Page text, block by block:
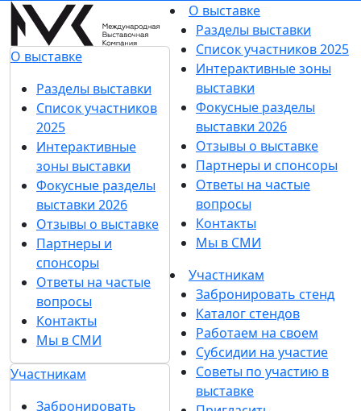
О выставке
Разделы выставки
Список участников
2025
Интерактивные
зоны выставки
Фокусные разделы
выставки 2026
Отзывы о выставке
Партнеры и
спонсоры
Ответы на частые
вопросы
Контакты
Мы в СМИ
Участникам
Забронировать
О выставке
Разделы выставки
Список участников 2025
Интерактивные зоны
выставки
Фокусные разделы
выставки 2026
Отзывы о выставке
Партнеры и спонсоры
Ответы на частые
вопросы
Контакты
Мы в СМИ
Участникам
Забронировать стенд
Каталог стендов
Работаем на своем
Субсидии на участие
Советы по участию в
выставке